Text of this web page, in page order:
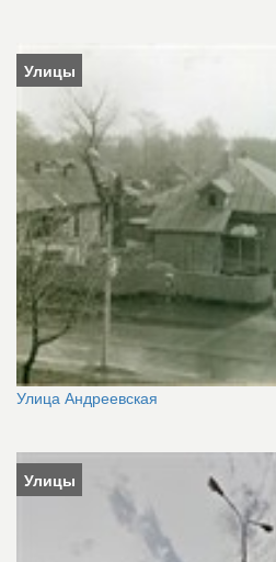
Улицы
Улица Андреевская
Улицы